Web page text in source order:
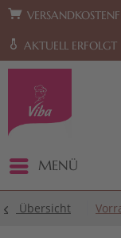
Zur
AKTUELL
MENÜ
Übersicht